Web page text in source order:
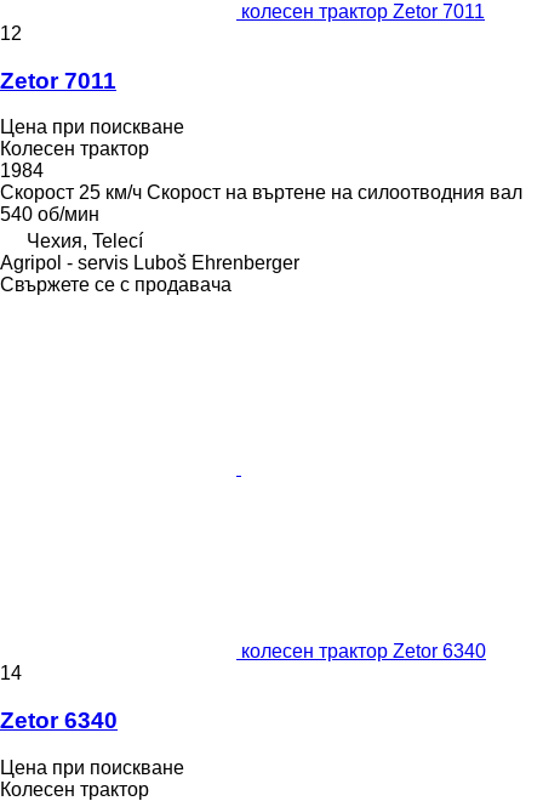
колесен трактор Zetor 7011
12
Zetor 7011
Цена при поискване
Колесен трактор
1984
Скорост 25 км/ч Скорост на въртене на силоотводния вал
540 об/мин
Чехия, Telecí
Agripol - servis Luboš Ehrenberger
Свържете се с продавача
колесен трактор Zetor 6340
14
Zetor 6340
Цена при поискване
Колесен трактор